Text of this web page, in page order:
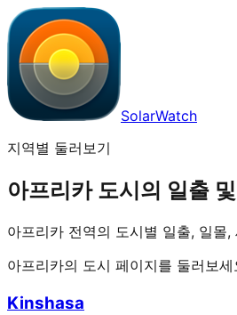
SolarWatch
지역별 둘러보기
아프리카 도시의 일출
아프리카 전역의 도시별 일출, 일몰
아프리카의 도시 페이지를 둘러보
Kinshasa